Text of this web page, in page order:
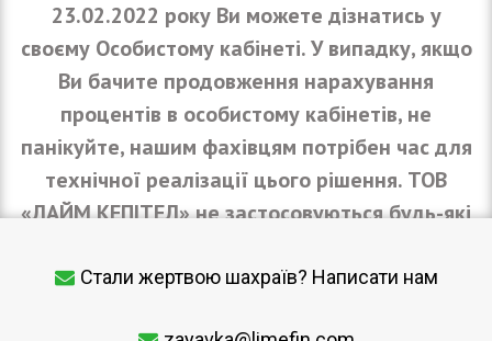
23.02.2022 року Ви можете дізнатись у
своєму Особистому кабінеті. У випадку, якщо
Ви бачите продовження нарахування
процентів в особистому кабінетів, не
панікуйте, нашим фахівцям потрібен час для
технічної реалізації цього рішення. ТОВ
«ЛАЙМ КЕПІТЕЛ» не застосовуються будь-які
несвоєчасне виконання умов договору у
Стали жертвою шахраїв? Написати нам